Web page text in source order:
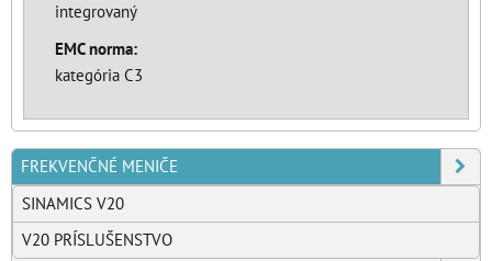
integrovaný
EMC norma:
kategória C3
FREKVENČNÉ MENIČE
SINAMICS V20
V20 PRÍSLUŠENSTVO